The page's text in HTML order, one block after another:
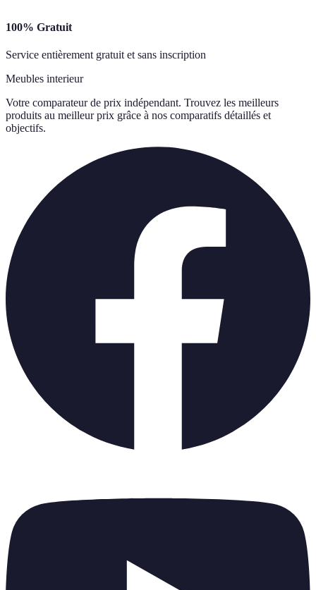
100% Gratuit
Service entièrement gratuit et sans inscription
Meubles interieur
Votre comparateur de prix indépendant. Trouvez les meilleurs
produits au meilleur prix grâce à nos comparatifs détaillés et
objectifs.